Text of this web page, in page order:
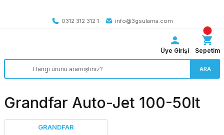
0312 312 312 1
info@3gsulama.com
ARA
Üye Girişi Sepetim
Grandfar Auto-Jet 100-50lt
GRANDFAR